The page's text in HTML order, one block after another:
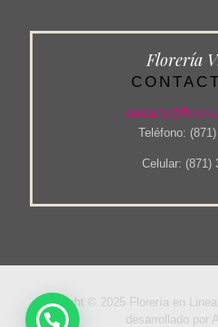
Florería
Teléfono:
Celular: (871)
Copyright © 2025 Florería en
desarrollado por